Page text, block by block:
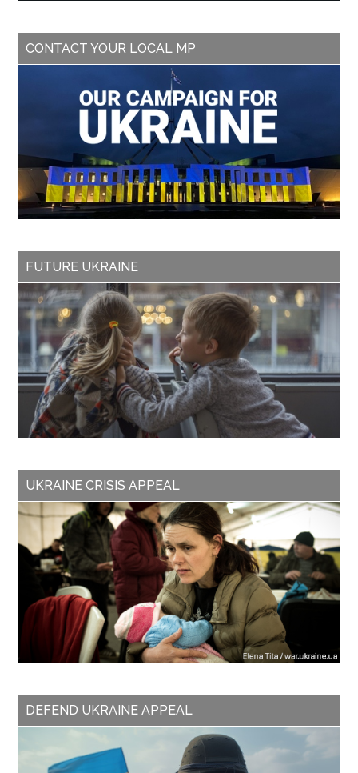
CONTACT YOUR LOCAL MP
FUTURE UKRAINE
UKRAINE CRISIS APPEAL
DEFEND UKRAINE APPEAL